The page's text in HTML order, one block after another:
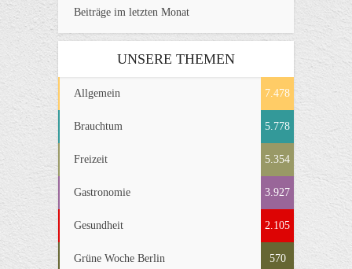
Beiträge im letzten Monat
UNSERE THEMEN
Allgemein 7.478
Brauchtum 5.778
Freizeit 5.354
Gastronomie 3.927
Gesundheit 2.105
Grüne Woche Berlin 570